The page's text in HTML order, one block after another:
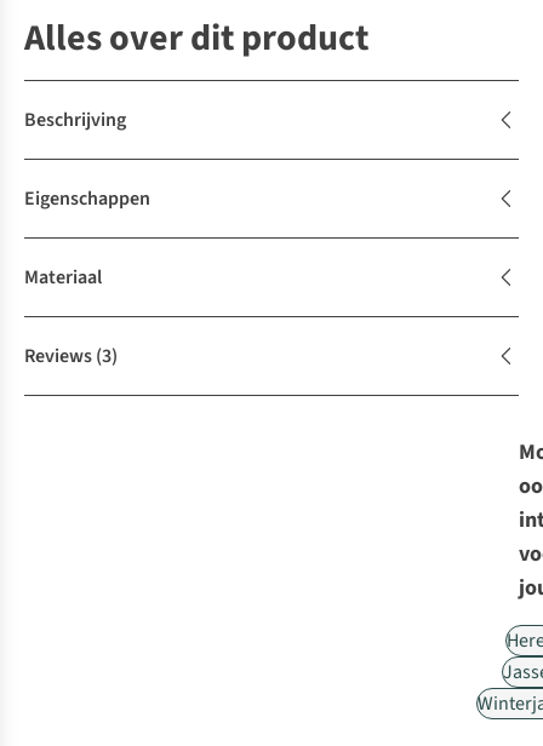
Alles over dit product
Beschrijving
Eigenschappen
Materiaal
Reviews(3)